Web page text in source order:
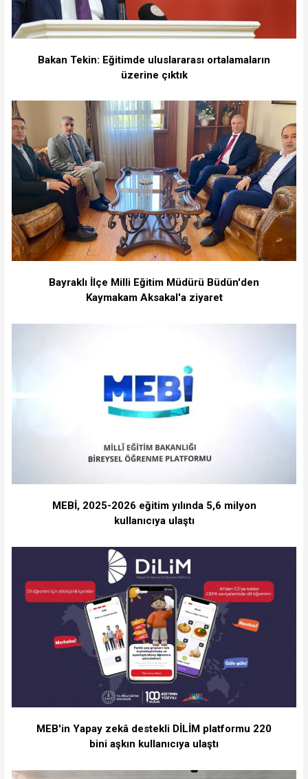
Bakan Tekin: Eğitimde uluslararası ortalamaların
üzerine çıktık
Bayraklı İlçe Milli Eğitim Müdürü Büdün'den
Kaymakam Aksakal'a ziyaret
MEBİ, 2025-2026 eğitim yılında 5,6 milyon
kullanıcıya ulaştı
MEB'in Yapay zekâ destekli DİLİM platformu 220
bini aşkın kullanıcıya ulaştı